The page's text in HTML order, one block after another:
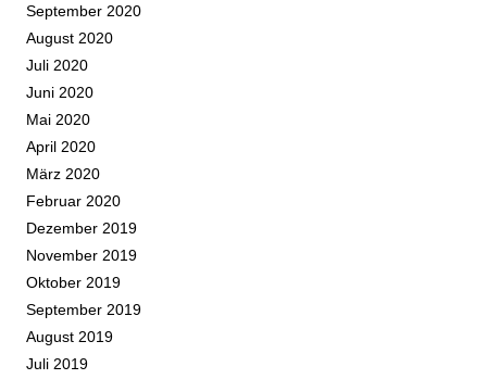
September 2020
August 2020
Juli 2020
Juni 2020
Mai 2020
April 2020
März 2020
Februar 2020
Dezember 2019
November 2019
Oktober 2019
September 2019
August 2019
Juli 2019